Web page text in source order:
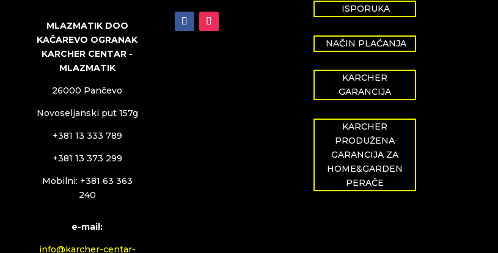
MLAZMATIK DOO
KAČAREVO OGRANAK
KARCHER CENTAR -
MLAZMATIK
26000 Pančevo
Novoseljanski put 157g
+381 13 333 789
+381 13 373 299
Mobilni: +381 63 363
240
e-mail:
info@karcher-centar-
ISPORUKA
NAČIN PLAĆANJA
KARCHER
GARANCIJA
KARCHER
PRODUŽENA
GARANCIJA ZA
HOME&GARDEN
PERAČE